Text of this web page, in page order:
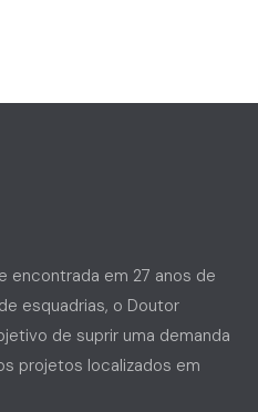
encontrada em 27 anos de
esquadrias, o Doutor
de suprir uma demanda
projetos localizados em